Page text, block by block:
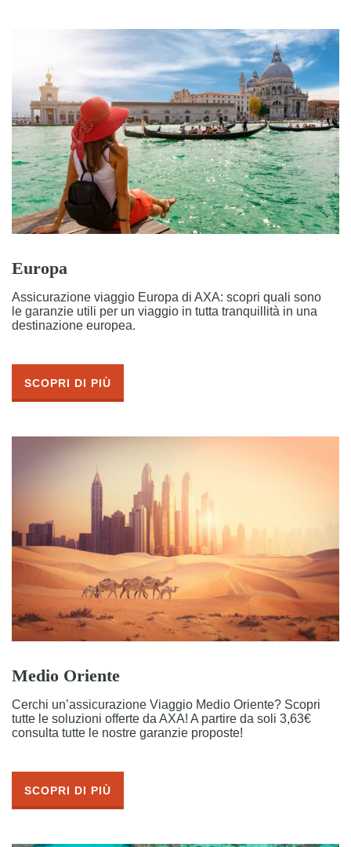
Europa
Assicurazione viaggio Europa di AXA: scopri quali sono
le garanzie utili per un viaggio in tutta tranquillità in una
destinazione europea.
SCOPRI DI PIÙ
Medio Oriente
Cerchi un’assicurazione Viaggio Medio Oriente? Scopri
tutte le soluzioni offerte da AXA! A partire da soli 3,63€
consulta tutte le nostre garanzie proposte!
SCOPRI DI PIÙ